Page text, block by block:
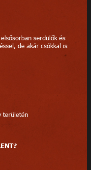
serdülők és
de akár csókkal is
területén